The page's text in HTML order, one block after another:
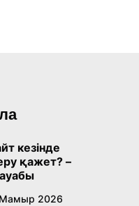
кезінде
қажет? –
2026